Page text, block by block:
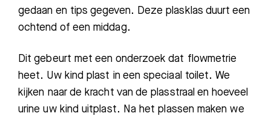
gedaan en tips gegeven. Deze plasklas duurt een
ochtend of een middag.
Dit gebeurt met een onderzoek dat flowmetrie
heet. Uw kind plast in een speciaal toilet. We
kijken naar de kracht van de plasstraal en hoeveel
urine uw kind uitplast. Na het plassen maken we